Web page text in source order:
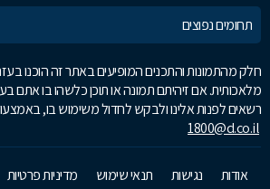
תחומים נפוצים
חלק מהתמונות והתכנים המופיעים באתר זה הוכנו
מלאכותית. אם זיהיתם תמונה או תוכן כלשהו בו אתם
רשאים לפנות אלינו ולבקש לחדול משימוש בו,
1800@d.co.il
אודות נגישות תנאי שימוש מדיניות פרטיות